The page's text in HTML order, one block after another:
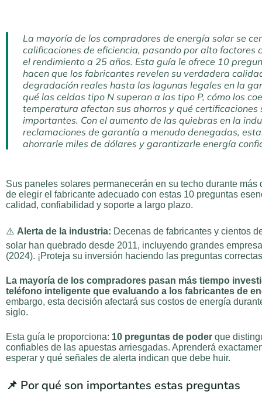
La mayoría de los compradores de energía solar se
calificaciones de eficiencia, pasando por alto factores
el rendimiento a 25 años. Esta guía le ofrece 10
hacen que los fabricantes revelen su verdadera
degradación reales hasta las lagunas legales en la
qué las celdas tipo N superan a las tipo P, cómo los
temperatura afectan sus ahorros y qué certificaciones
importantes. Con el aumento de las quiebras en la
reclamaciones de garantía a menudo denegadas,
ahorrarle miles de dólares y garantizarle energía
Sus paneles solares permanecerán en su techo durante más
de elegir el fabricante adecuado con estas 10 preguntas
calidad, confiabilidad y soporte a largo plazo.
⚠️ Alerta de la industria: Decenas de fabricantes y cientos
solar han quebrado desde 2011, incluyendo grandes
(2024). ¡Proteja su inversión haciendo las preguntas
La mayoría de los compradores pasan más tiempo
teléfono inteligente que evaluando a los fabricantes de
embargo, esta decisión afectará sus costos de energía
siglo.
Esta guía le proporciona: 10 preguntas de poder que
confiables de las apuestas arriesgadas. Aprenderá
esperar y qué señales de alerta indican que debe huir.
📌 Por qué son importantes estas preguntas